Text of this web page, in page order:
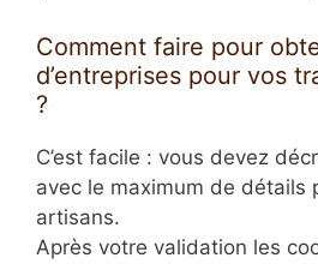
Comment faire pour
d’entreprises pour vos
?
C’est facile : vous devez
avec le maximum de détails
artisans.
Après votre validation les